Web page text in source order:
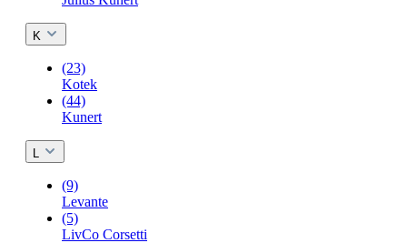
K
(23)
Kotek
(44)
Kunert
(9)
Levante
(5)
LivCo Corsetti